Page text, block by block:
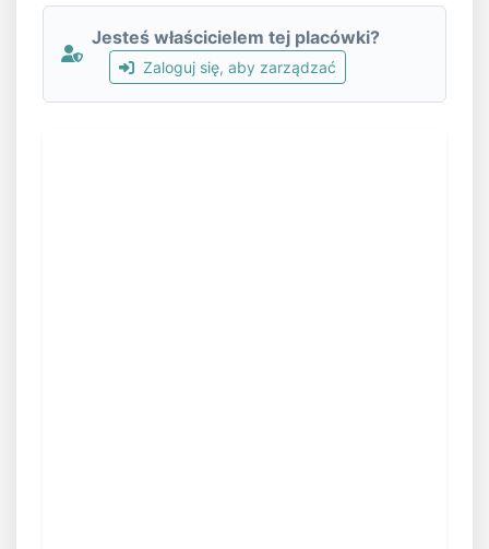
Jesteś właścicielem tej placówki?
Zaloguj się, aby zarządzać